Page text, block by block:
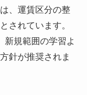
、運賃区分の整
されています。
新規範囲の学習よ
針が推奨されま